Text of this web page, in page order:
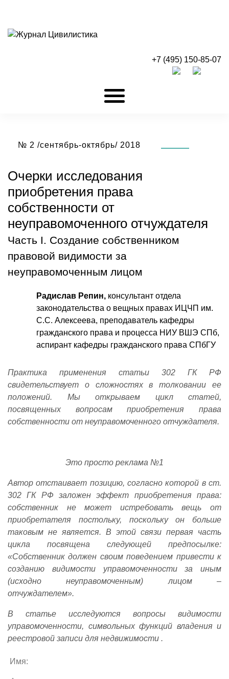
+7 (495) 150-85-07
№ 2 /сентябрь-октябрь/ 2018
Очерки исследования
приобретения права
собственности от
неуправомоченного отчуждателя
Часть I. Создание собственником
правовой видимости за
неуправомоченным лицом
Радислав Репин, консультант отдела
законодательства о вещных правах ИЦЧП им.
С.С. Алексеева, преподаватель кафедры
гражданского права и процесса НИУ ВШЭ СПб,
аспирант кафедры гражданского права СПбГУ
Практика применения статьи 302 ГК РФ
свидетельствует о сложностях в толковании ее
положений. Мы открываем цикл статей,
посвященных вопросам приобретения права
собственности от неуправомоченного отчуждателя.
Это просто реклама №1
Автор отстаивает позицию, согласно которой в ст.
302 ГК РФ заложен эффект приобретения права:
собственник не может истребовать вещь от
приобретателя постольку, поскольку он больше
таковым не является. В этой связи первая часть
цикла посвящена следующей предпосылке:
«Собственник должен своим поведением привести к
созданию видимости управомоченности за иным
(исходно неуправомоченным) лицом –
отчуждателем».
В статье исследуются вопросы видимости
управомоченности, символьных функций владения и
реестровой записи для недвижимости .